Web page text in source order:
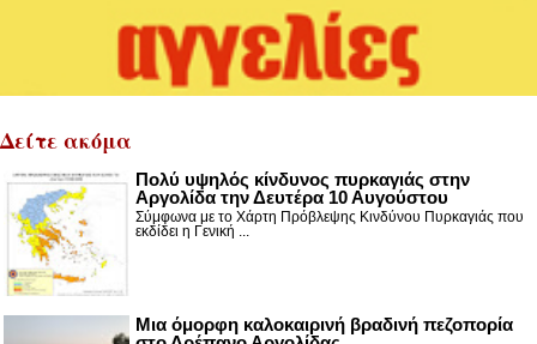
Δείτε ακόμα
Πολύ υψηλός κίνδυνος πυρκαγιάς στην
Αργολίδα την Δευτέρα 10 Αυγούστου
Σύμφωνα με το Χάρτη Πρόβλεψης Κινδύνου Πυρκαγιάς που
εκδίδει η Γενική ...
Μια όμορφη καλοκαιρινή βραδινή πεζοπορία